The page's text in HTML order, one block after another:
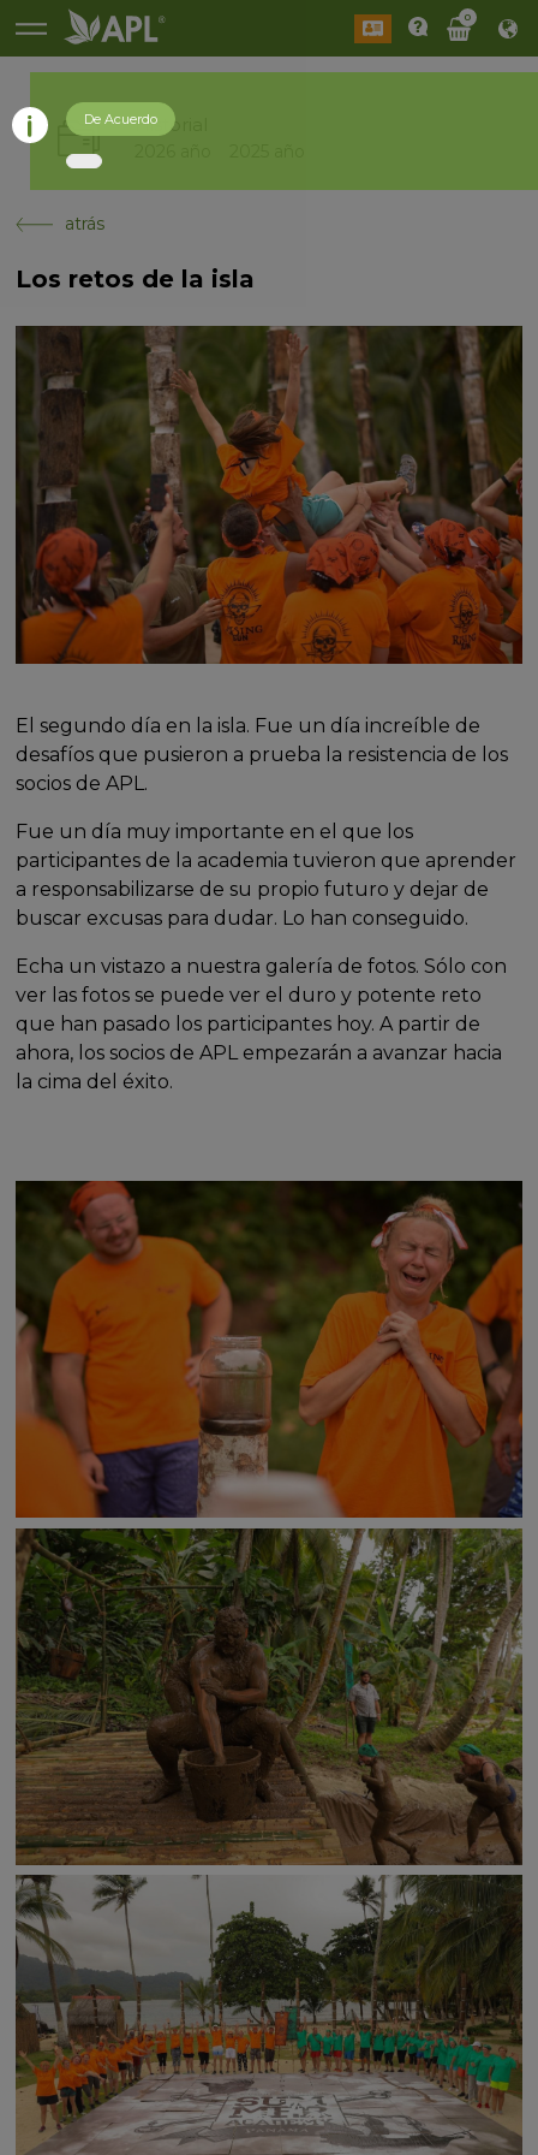
0
Historial
atrás
Los retos de la isla
El segundo día en la isla. Fue un día increíble de
desafíos que pusieron a prueba la resistencia de los
socios de APL.
Fue un día muy importante en el que los
participantes de la academia tuvieron que aprender
a responsabilizarse de su propio futuro y dejar de
buscar excusas para dudar. Lo han conseguido.
Echa un vistazo a nuestra galería de fotos. Sólo con
ver las fotos se puede ver el duro y potente reto
que han pasado los participantes hoy. A partir de
ahora, los socios de APL empezarán a avanzar hacia
la cima del éxito.
De Acuerdo